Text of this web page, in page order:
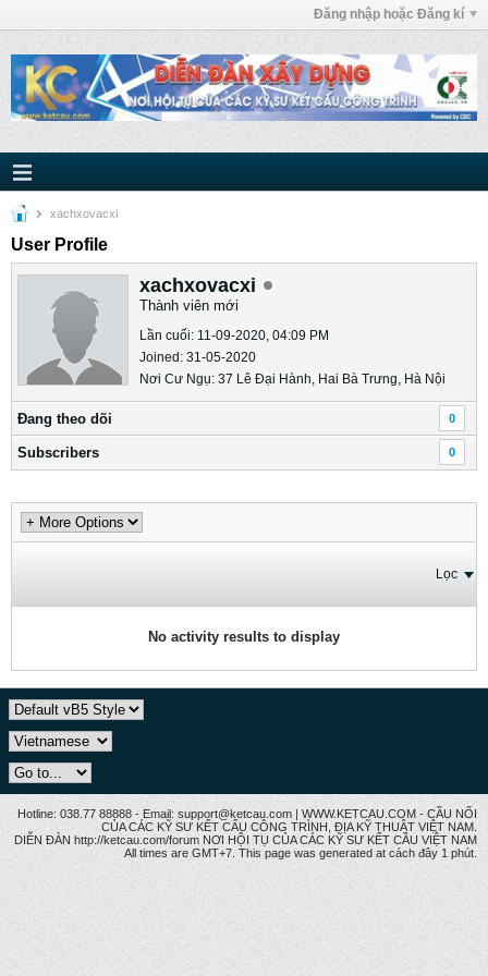
Đăng nhập hoặc Đăng kí
xachxovacxi
User Profile
xachxovacxi
Thành viên mới
Lần cuối: 11-09-2020, 04:09 PM
Joined: 31-05-2020
Nơi Cư Ngụ: 37 Lê Đại Hành, Hai Bà Trưng, Hà Nội
Ðang theo dõi 0
Subscribers 0
Lọc
No activity results to display
Hotline: 038.77 88888 - Email: support@ketcau.com | WWW.KETCAU.COM - CẦU NỐI
CỦA CÁC KỸ SƯ KẾT CẤU CÔNG TRÌNH, ĐỊA KỸ THUẬT VIỆT NAM.
DIỄN ĐÀN http://ketcau.com/forum NƠI HỘI TỤ CỦA CÁC KỸ SƯ KẾT CÂU VIỆT NAM
All times are GMT+7. This page was generated at cách đây 1 phút.